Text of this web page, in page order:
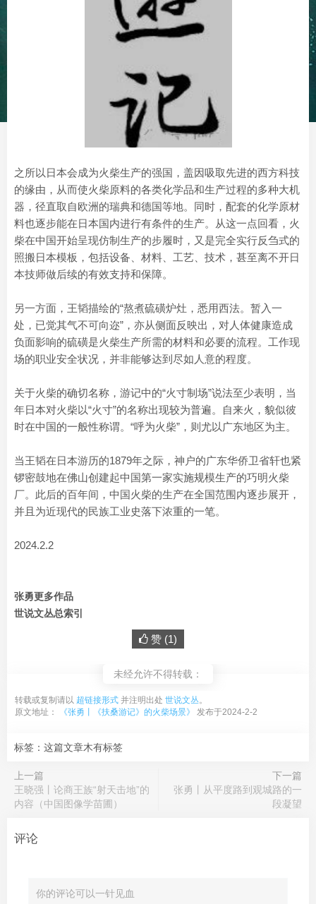
之所以日本会成为火柴生产的强国，盖因吸取先进的西方科技
的缘由，从而使火柴原料的各类化学品和生产过程的多种大机
器，径直取自欧洲的瑞典和德国等地。同时，配套的化学原材
料也逐步能在日本国内进行有条件的生产。从这一点回看，火
柴在中国开始呈现仿制生产的步履时，又是完全实行反刍式的
照搬日本模板，包括设备、材料、工艺、技术，甚至离不开日
本技师做后续的有效支持和保障。
另一方面，王韬描绘的“熬煮硫磺炉灶，悉用西法。暂入一
处，已觉其气不可向迩”，亦从侧面反映出，对人体健康造成
负面影响的硫磺是火柴生产所需的材料和必要的流程。工作现
场的职业安全状况，并非能够达到尽如人意的程度。
关于火柴的确切名称，游记中的“火寸制场”说法至少表明，当
年日本对火柴以“火寸”的名称出现较为普遍。自来火，貌似彼
时在中国的一般性称谓。“呼为火柴”，则尤以广东地区为主。
当王韬在日本游历的1879年之际，神户的广东华侨卫省轩也紧
锣密鼓地在佛山创建起中国第一家实施规模生产的巧明火柴
厂。此后的百年间，中国火柴的生产在全国范围内逐步展开，
并且为近现代的民族工业史落下浓重的一笔。
2024.2.2
张勇更多作品
世说文丛总索引
赞 (1)
未经允许不得转载：
转载或复制请以 超链接形式 并注明出处 世说文丛。
原文地址：
《张勇丨《扶桑游记》的火柴场景》 发布于2024-2-2
标签：这篇文章木有标签
上一篇
王晓强丨论商王族“射天击地”的
内容（中国图像学苗圃）
下一篇
张勇丨从平度路到观城路的一
段凝望
评论